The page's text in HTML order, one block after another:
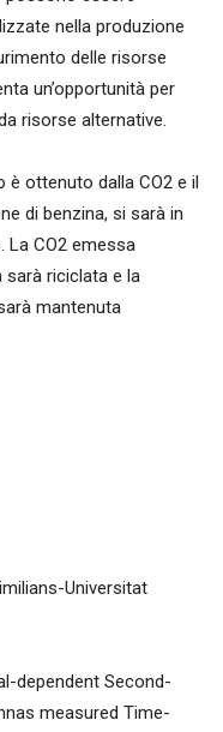
nella produzione
delle risorse
un’opportunità per
risorse alternative.
è ottenuto dalla CO2 e il
di benzina, si sarà in
La CO2 emessa
riciclata e la
mantenuta
Universitat
dependent Second-
measured Time-